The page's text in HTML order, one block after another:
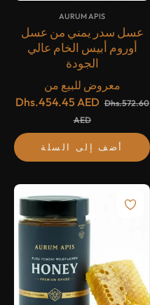
AURUM APIS
عسل سدر يمني من عسل
أوروم أبيس الخام عالي
الجودة
معروض للبيع من
Dhs.454.45 AED Dhs.572.60
AED
أضف إلى السلة
أُوكَازيُون